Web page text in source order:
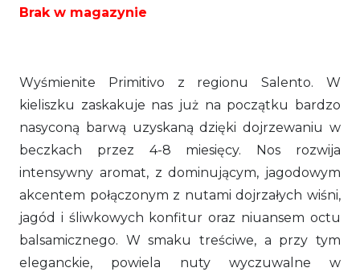
Brak w magazynie
Wyśmienite Primitivo z regionu Salento. W
kieliszku zaskakuje nas już na początku bardzo
nasyconą barwą uzyskaną dzięki dojrzewaniu w
beczkach przez 4-8 miesięcy. Nos rozwija
intensywny aromat, z dominującym, jagodowym
akcentem połączonym z nutami dojrzałych wiśni,
jagód i śliwkowych konfitur oraz niuansem octu
balsamicznego. W smaku treściwe, a przy tym
eleganckie, powiela nuty wyczuwalne w